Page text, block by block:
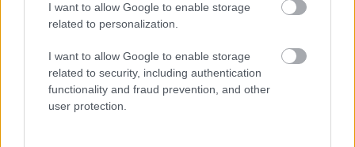
I want to allow Google to enable storage
related to personalization.
I want to allow Google to enable storage
related to security, including authentication
functionality and fraud prevention, and other
user protection.
Asseco Resovia| Developres Rzeszów |ITA TOOLS Stal Mielec
Cellfast Wilki Krosno| Texom Stal Rzeszów|Stal Mielec
Motor Lublin|Stal Rzeszów| Stal Stalowa Wola|Wisła Kraków
Resovia|Wieczysta Kraków